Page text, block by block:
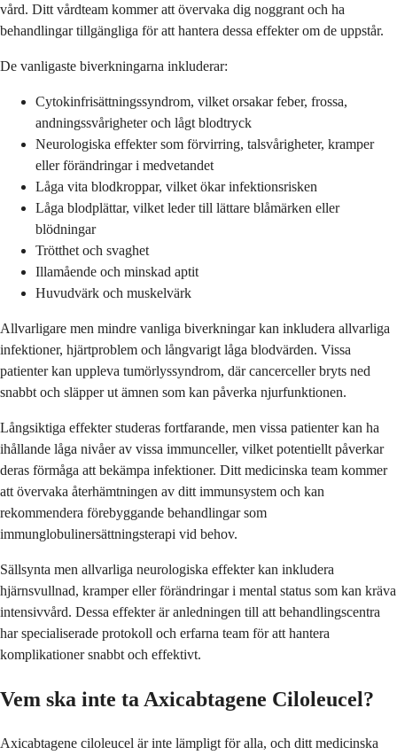
vård. Ditt vårdteam kommer att övervaka dig noggrant och ha
behandlingar tillgängliga för att hantera dessa effekter om de uppstår.
De vanligaste biverkningarna inkluderar:
Cytokinfrisättningssyndrom, vilket orsakar feber, frossa,
andningssvårigheter och lågt blodtryck
Neurologiska effekter som förvirring, talsvårigheter, kramper
eller förändringar i medvetandet
Låga vita blodkroppar, vilket ökar infektionsrisken
Låga blodplättar, vilket leder till lättare blåmärken eller
blödningar
Trötthet och svaghet
Illamående och minskad aptit
Huvudvärk och muskelvärk
Allvarligare men mindre vanliga biverkningar kan inkludera allvarliga
infektioner, hjärtproblem och långvarigt låga blodvärden. Vissa
patienter kan uppleva tumörlyssyndrom, där cancerceller bryts ned
snabbt och släpper ut ämnen som kan påverka njurfunktionen.
Långsiktiga effekter studeras fortfarande, men vissa patienter kan ha
ihållande låga nivåer av vissa immunceller, vilket potentiellt påverkar
deras förmåga att bekämpa infektioner. Ditt medicinska team kommer
att övervaka återhämtningen av ditt immunsystem och kan
rekommendera förebyggande behandlingar som
immunglobulinersättningsterapi vid behov.
Sällsynta men allvarliga neurologiska effekter kan inkludera
hjärnsvullnad, kramper eller förändringar i mental status som kan kräva
intensivvård. Dessa effekter är anledningen till att behandlingscentra
har specialiserade protokoll och erfarna team för att hantera
komplikationer snabbt och effektivt.
Vem ska inte ta Axicabtagene Ciloleucel?
Axicabtagene ciloleucel är inte lämpligt för alla, och ditt medicinska